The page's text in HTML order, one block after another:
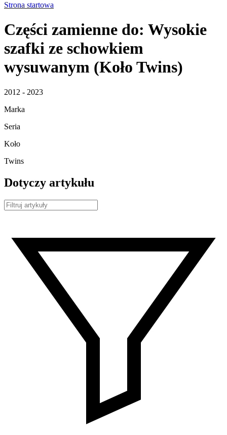
Strona startowa
Części zamienne do: Wysokie
szafki ze schowkiem
wysuwanym (Koło Twins)
2012 - 2023
Marka
Seria
Koło
Twins
Dotyczy artykułu